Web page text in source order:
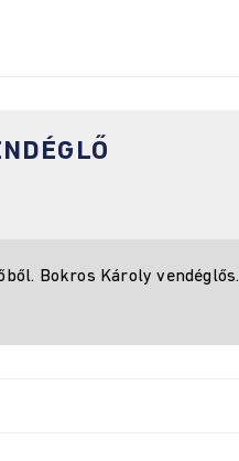
Bokros Károly vendéglős.